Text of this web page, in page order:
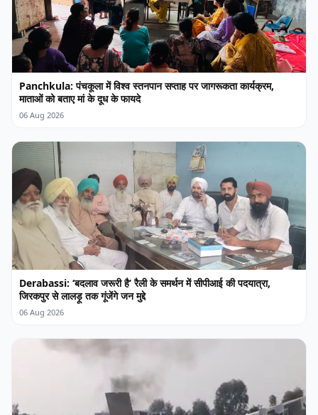
Panchkula: पंचकूला में विश्व स्तनपान सप्ताह पर जागरूकता कार्यक्रम,
माताओं को बताए मां के दूध के फायदे
06 Aug 2026
Derabassi: ‘बदलाव जरूरी है’ रैली के समर्थन में सीपीआई की पदयात्रा,
जिरकपुर से लालड़ू तक गूंजेंगे जन मुद्दे
06 Aug 2026